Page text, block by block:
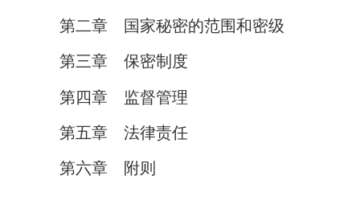
第二章 国家秘密的范围和密级
第三章 保密制度
第四章 监督管理
第五章 法律责任
第六章 附则